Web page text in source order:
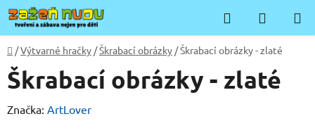
Přejít
na
obsah
Hledat
KOŠÍK
Domů
/Výtvarné hračky /Škrabací obrázky /Škrabací obrázky - zlaté
Škrabací obrázky - zlaté
Značka: ArtLover